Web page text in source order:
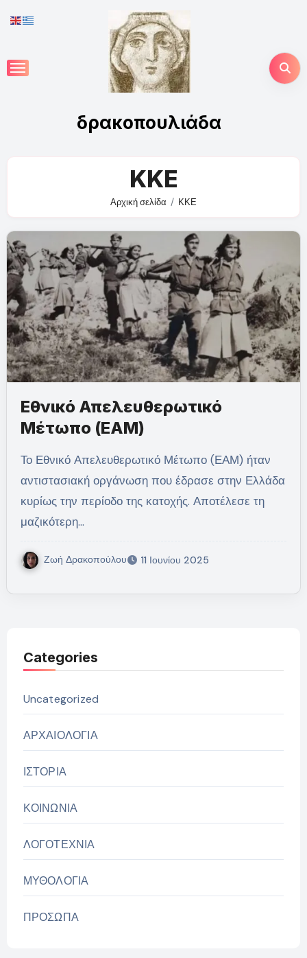
to
δρακοπουλιάδα
ΚΚΕ
Αρχική σελίδα ΚΚΕ
Εθνικό Απελευθερωτικό
Μέτωπο (ΕΑΜ)
Το Εθνικό Απελευθερωτικό Μέτωπο (ΕΑΜ) ήταν
αντιστασιακή οργάνωση που έδρασε στην Ελλάδα
κυρίως την περίοδο της κατοχής. Αποτέλεσε τη
μαζικότερη…
Ζωή Δρακοπούλου 11 Ιουνίου 2025
Categories
Uncategorized
ΑΡΧΑΙΟΛΟΓΙΑ
ΙΣΤΟΡΙΑ
ΚΟΙΝΩΝΙΑ
ΛΟΓΟΤΕΧΝΙΑ
ΜΥΘΟΛΟΓΙΑ
ΠΡΟΣΩΠΑ